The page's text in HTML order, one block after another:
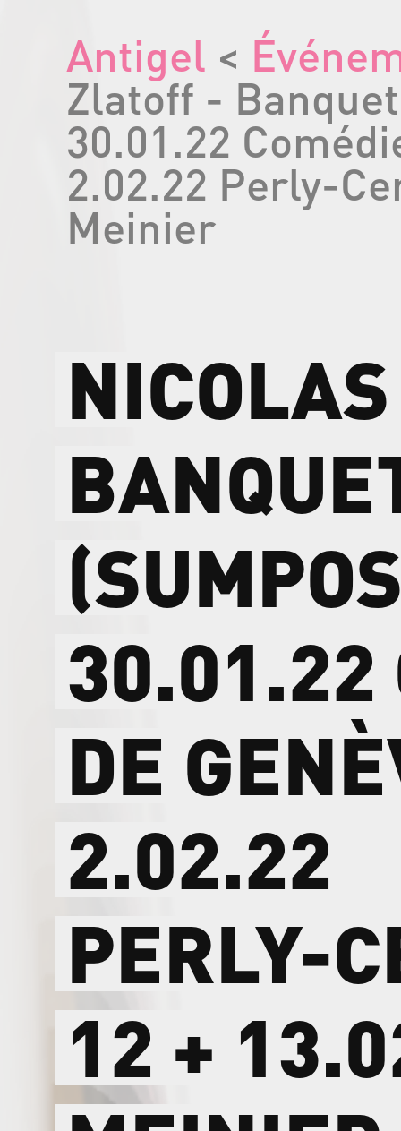
Antigel <
Zlatoff -
30.01.22
2.02.22 Perly-
Meinier
NICOLAS
30.01.22
DE
2.02.22
PERLY-
12 +